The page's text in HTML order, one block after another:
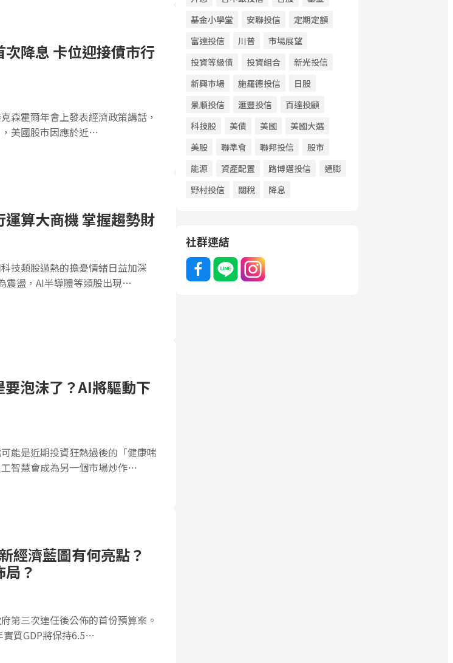
降息 卡位迎接債市行
森霍爾年會上發表經濟政策講話，
美國股市因應於近…
算大商機 掌握趨勢財
技類股過熱的擔憂情緒日益加深
震盪，AI半導體等類股出現…
泡沫了？AI將驅動下
能是近期投資狂熱過後的「健康喘
智慧會成為另一個市場炒作…
經濟藍圖有何亮點？
？
第三次連任後公佈的首份預算案。
實質GDP將保持6.5…
基金小學堂
安聯投信
定期定額
富達投信
川普
市場展望
投資等級債
投資組合
新光投信
新興市場
施羅德投信
日股
景順投信
滙豐投信
百達投顧
科技股
美債 美國
美國大選
美股
聯準會 聯邦投信
股市
能源
資產配置 路博邁投信
通膨
野村投信
關稅 降息
社群連結